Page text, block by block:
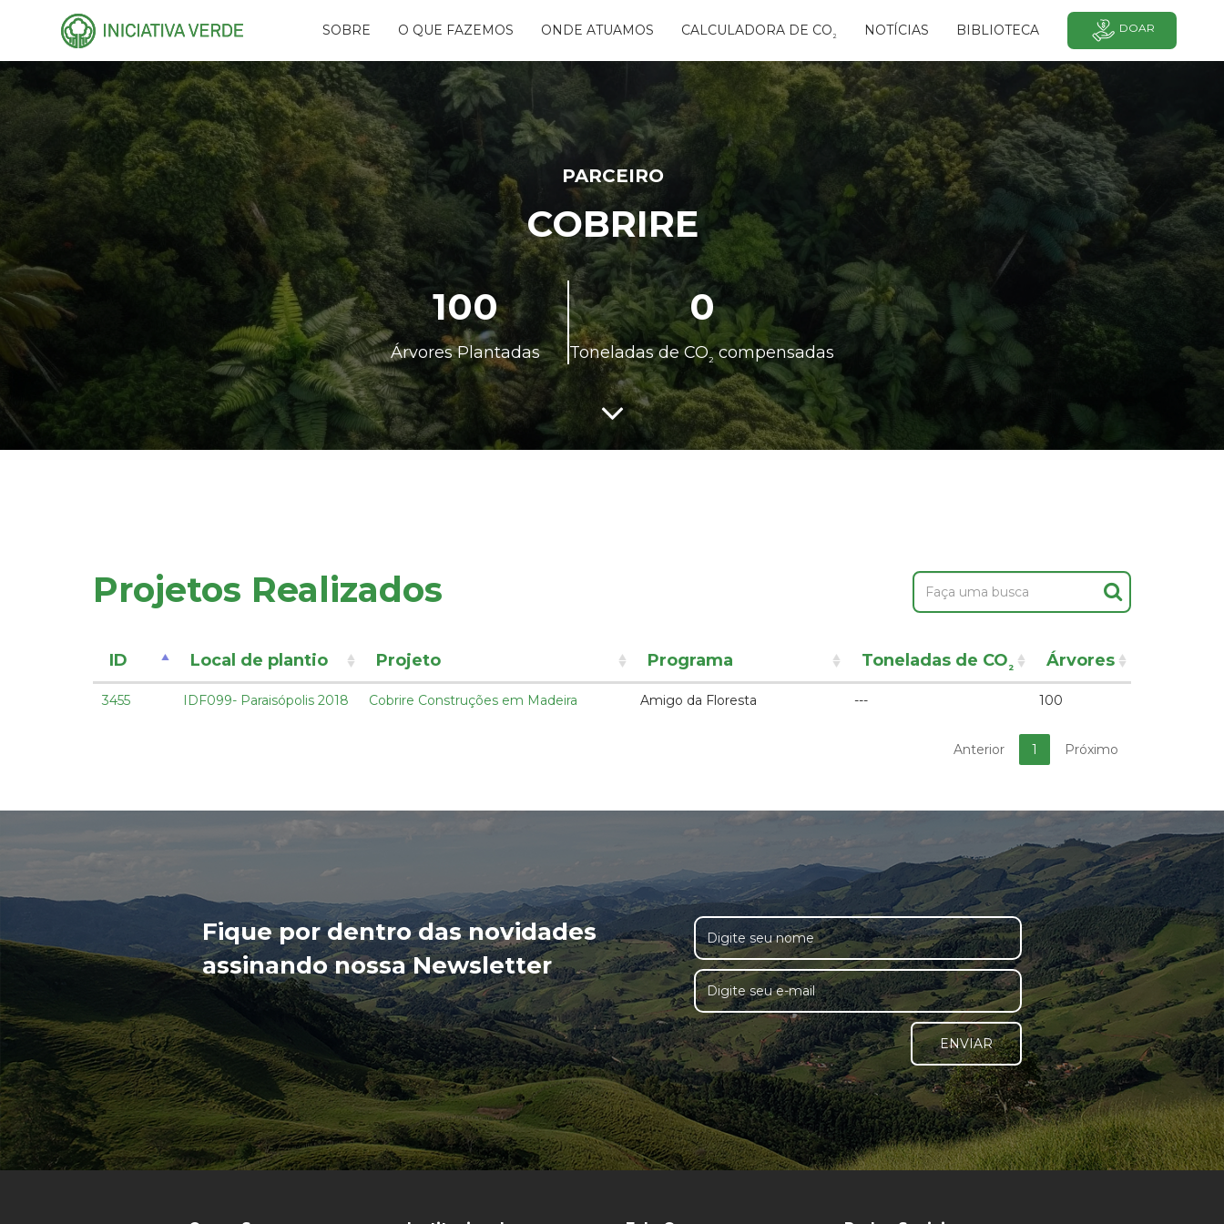
SOBRE
HISTÓRIA
EQUIPE
CONSELHOS
RECONHECIMENTOS
PARCEIROS
REDES
O QUE FAZEMOS
PLANTANDO ÁGUAS
CARBON FREE
AMIGO DA FLORESTA
PROGRAMA
NASCENTES
RESTAURA RIBEIRA -
FUNBIO
EVENTOS
ONDE ATUAMOS CALCULADORA DE CO² NOTÍCIAS BIBLIOTECA DOAR
PARCEIRO
COBRIRE
100
Árvores Plantadas
0
Toneladas de CO²compensadas
Projetos Realizados
ID Local de plantio Projeto Programa Toneladas de CO² Árvores
3455 IDF099- Paraisópolis 2018 Cobrire Construções em Madeira Amigo da Floresta --- 100
Anterior 1 Próximo
Fique por dentro das novidades
assinando nossa Newsletter
ENVIAR